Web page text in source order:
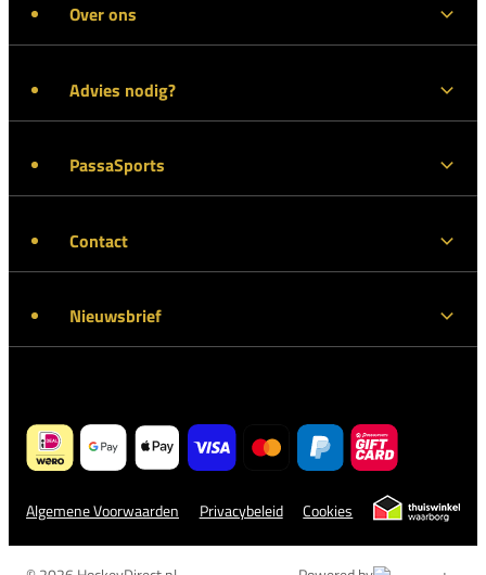
Over ons
Advies nodig?
PassaSports
Contact
Nieuwsbrief
Algemene Voorwaarden Privacybeleid Cookies